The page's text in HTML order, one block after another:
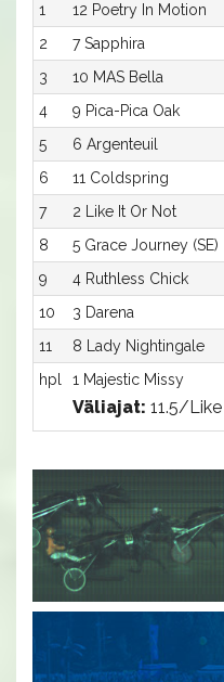
1
12 Poetry In Motion
2
7 Sapphira
3
10 MAS Bella
4
9 Pica-Pica Oak
5
6 Argenteuil
6
11 Coldspring
7
2 Like It Or Not
8
5 Grace Journey (SE)
9
4 Ruthless Chick
10
3 Darena
11
8 Lady Nightingale
hpl
1 Majestic Missy
Väliajat: 11.5/Like